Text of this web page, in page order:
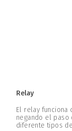
Relay
El relay funciona
negando el
diferente tipos